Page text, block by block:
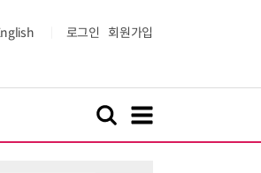
로그인 회원가입